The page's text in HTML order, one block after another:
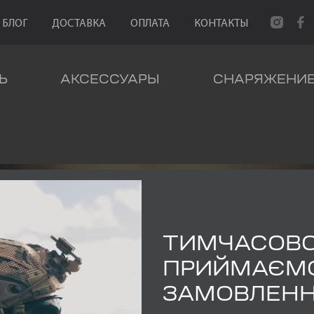
БЛОГ ДОСТАВКА ОПЛАТА КОНТАКТЫ
АКСЕССУАРЫ